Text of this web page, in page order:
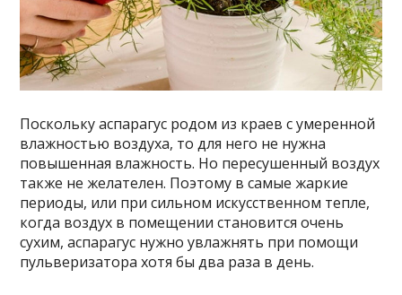
Поскольку аспарагус родом из краев с умеренной
влажностью воздуха, то для него не нужна
повышенная влажность. Но пересушенный воздух
также не желателен. Поэтому в самые жаркие
периоды, или при сильном искусственном тепле,
когда воздух в помещении становится очень
сухим, аспарагус нужно увлажнять при помощи
пульверизатора хотя бы два раза в день.